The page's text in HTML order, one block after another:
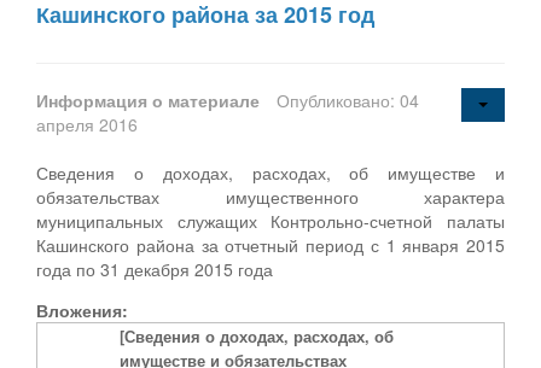
Кашинского района за 2015 год
Информация о материале
Опубликовано: 04
апреля 2016
Сведения о доходах, расходах, об имуществе и
обязательствах имущественного характера
муниципальных служащих Контрольно-счетной палаты
Кашинского района за отчетный период с 1 января 2015
года по 31 декабря 2015 года
Вложения:
[Сведения о доходах, расходах, об
имуществе и обязательствах